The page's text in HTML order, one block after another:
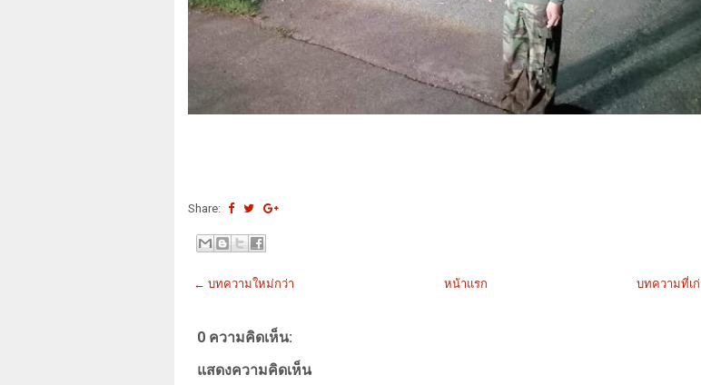
Share:
← บทความใหม่กว่า บทความที่เ
หน้าแรก
0 ความคิดเห็น:
แสดงความคิดเห็น